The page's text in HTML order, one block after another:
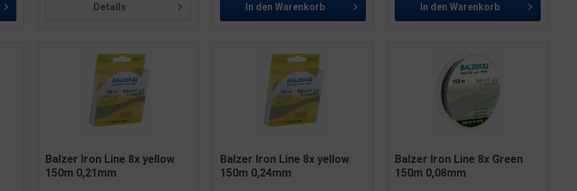
Details In den Warenkorb In den Warenkorb
Balzer Iron Line 8x yellow
150m 0,21mm
Balzer Iron Line 8x yellow
150m 0,24mm
Balzer Iron Line 8x Green
150m 0,08mm